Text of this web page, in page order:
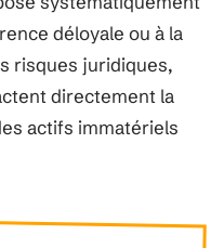
déloyale ou à la
risques juridiques,
directement la
actifs immatériels